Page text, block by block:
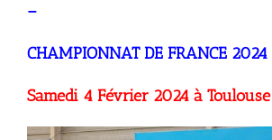
–
CHAMPIONNAT DE FRANCE 2024
Samedi 4 Février 2024 à Toulouse